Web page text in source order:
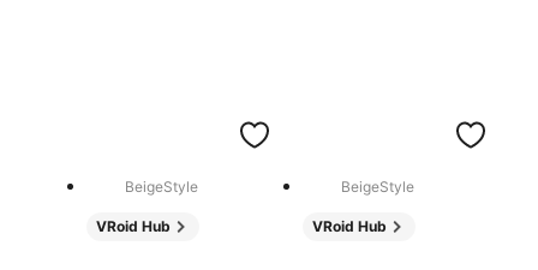
BeigeStyle
VRoid Hub
BeigeStyle
VRoid Hub